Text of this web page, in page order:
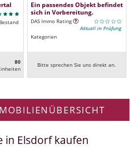
80
Ein passendes Objekt befindet
sich in Vorbereitung.
DAS Immo Rating
Aktuell in Prüfung
Kategorien
Bitte sprechen Sie uns direkt an.
in Elsdorf kaufen